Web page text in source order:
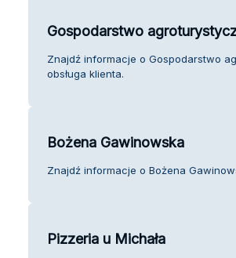
Gospodarstwo
Znajdź informacje o Gospodarstwo
obsługa klienta.
Bożena Gawinowska
Znajdź informacje o Bożena
Pizzeria u Michała